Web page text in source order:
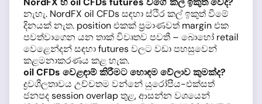
නැහැ. NordFX oil CFDs සඳහා ස්ථිර කල් ඉකුත් වීමේ
දිනයක් නැත. position එකක් ප්‍රමාණවත් margin එක
පවත්වාගෙන යන තාක් විවෘතව පවතී – බොහෝ retail
වෙළෙන්දන් සඳහා futures වලට වඩා පහසුවෙන්
කළමනාකරණය කළ හැක.
oil CFDs වෙළඳාම් කිරීමට හොඳම වේලාව කුමක්ද?
ද්‍රවශීලතාවය උච්චතම වන්නේ යුරෝපීය-එක්සත්
ජනපද session overlap තුළ, ආසන්න වශයෙන්